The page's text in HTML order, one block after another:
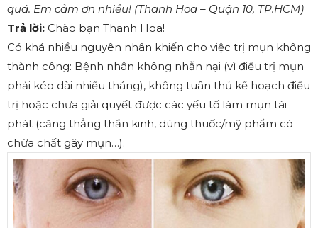
quá. Em cảm ơn nhiều! (Thanh Hoa – Quận 10, TP.HCM)
Trả lời: Chào bạn Thanh Hoa!
Có khá nhiều nguyên nhân khiến cho việc trị mụn không
thành công: Bệnh nhân không nhẫn nại (vì điều trị mụn
phải kéo dài nhiều tháng), không tuân thủ kế hoạch điều
trị hoặc chưa giải quyết được các yếu tố làm mụn tái
phát (căng thẳng thần kinh, dùng thuốc/mỹ phẩm có
chứa chất gây mụn…).